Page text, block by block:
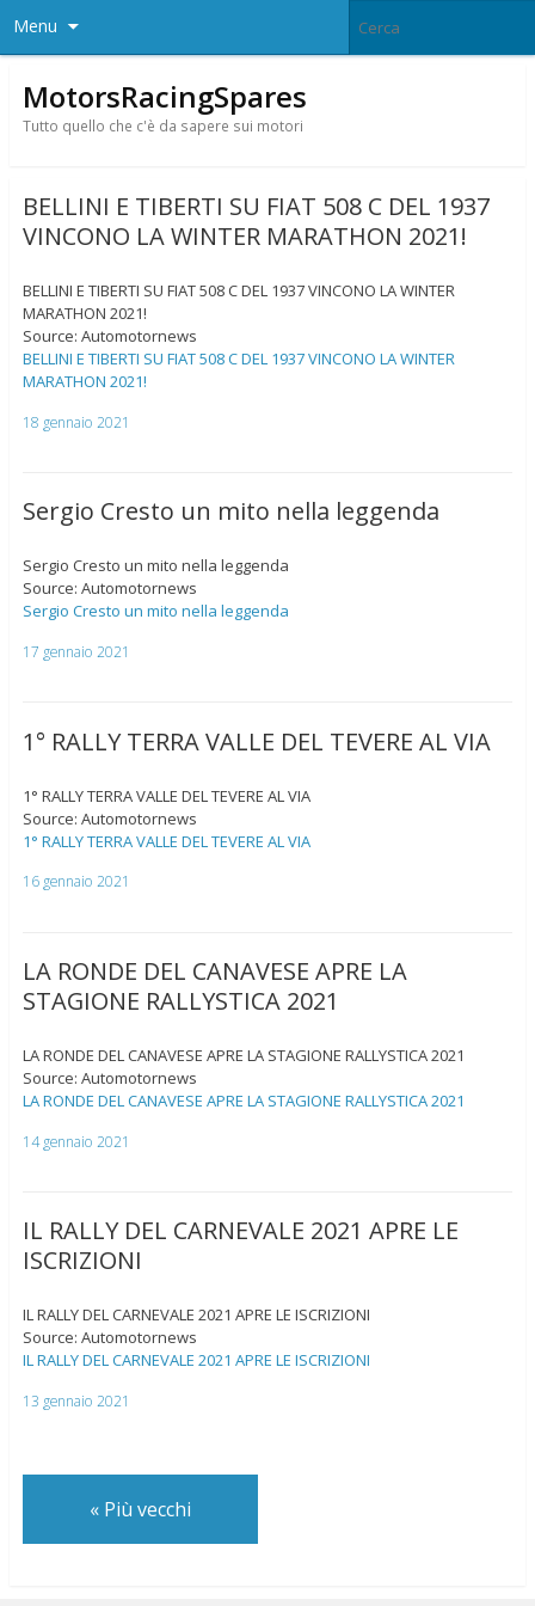
Menu
MotorsRacingSpares
Tutto quello che c'è da sapere sui motori
BELLINI E TIBERTI SU FIAT 508 C DEL 1937
VINCONO LA WINTER MARATHON 2021!
BELLINI E TIBERTI SU FIAT 508 C DEL 1937 VINCONO LA WINTER
MARATHON 2021!
Source: Automotornews
BELLINI E TIBERTI SU FIAT 508 C DEL 1937 VINCONO LA WINTER
MARATHON 2021!
18 gennaio 2021
Sergio Cresto un mito nella leggenda
Sergio Cresto un mito nella leggenda
Source: Automotornews
Sergio Cresto un mito nella leggenda
17 gennaio 2021
1° RALLY TERRA VALLE DEL TEVERE AL VIA
1° RALLY TERRA VALLE DEL TEVERE AL VIA
Source: Automotornews
1° RALLY TERRA VALLE DEL TEVERE AL VIA
16 gennaio 2021
LA RONDE DEL CANAVESE APRE LA
STAGIONE RALLYSTICA 2021
LA RONDE DEL CANAVESE APRE LA STAGIONE RALLYSTICA 2021
Source: Automotornews
LA RONDE DEL CANAVESE APRE LA STAGIONE RALLYSTICA 2021
14 gennaio 2021
IL RALLY DEL CARNEVALE 2021 APRE LE
ISCRIZIONI
IL RALLY DEL CARNEVALE 2021 APRE LE ISCRIZIONI
Source: Automotornews
IL RALLY DEL CARNEVALE 2021 APRE LE ISCRIZIONI
13 gennaio 2021
«Più vecchi